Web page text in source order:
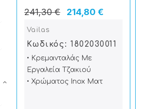
214,80 €
241,30 €
Vailas
Κωδικός: 1802030011
• Κρεμανταλάς Με
Εργαλεία Τζακιού
• Χρώματος Inox Ματ